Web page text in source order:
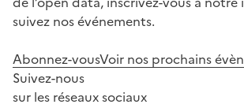
suivez nos événements.
Abonnez-vousVoir nos prochains
Suivez-nous
sur les réseaux sociaux